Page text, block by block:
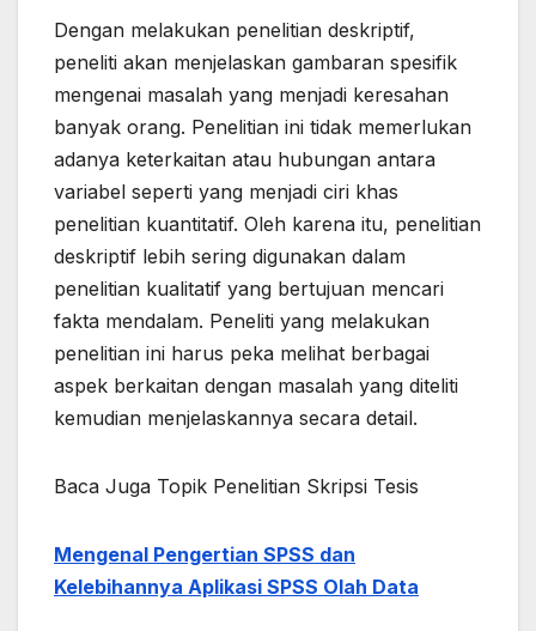
Dengan melakukan penelitian deskriptif,
peneliti akan menjelaskan gambaran spesifik
mengenai masalah yang menjadi keresahan
banyak orang. Penelitian ini tidak memerlukan
adanya keterkaitan atau hubungan antara
variabel seperti yang menjadi ciri khas
penelitian kuantitatif. Oleh karena itu, penelitian
deskriptif lebih sering digunakan dalam
penelitian kualitatif yang bertujuan mencari
fakta mendalam. Peneliti yang melakukan
penelitian ini harus peka melihat berbagai
aspek berkaitan dengan masalah yang diteliti
kemudian menjelaskannya secara detail.
Baca Juga Topik Penelitian Skripsi Tesis
Mengenal Pengertian SPSS dan
Kelebihannya Aplikasi SPSS Olah Data